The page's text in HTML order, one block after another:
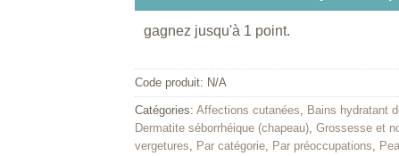
gagnez jusqu'à 1 point.
Code produit: N/A
Catégories: Affections cutanées, Bains hydratant
Dermatite séborrhéique (chapeau), Grossesse et
vergetures, Par catégorie, Par préoccupations,